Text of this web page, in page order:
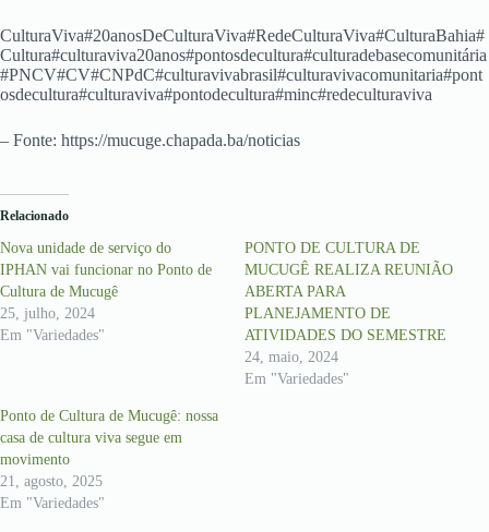
CulturaViva#20anosDeCulturaViva#RedeCulturaViva#CulturaBahia#
Cultura#culturaviva20anos#pontosdecultura#culturadebasecomunitária
#PNCV#CV#CNPdC#culturavivabrasil#culturavivacomunitaria#pont
osdecultura#culturaviva#pontodecultura#minc#redeculturaviva
– Fonte: https://mucuge.chapada.ba/noticias
Relacionado
Nova unidade de serviço do
IPHAN vai funcionar no Ponto de
Cultura de Mucugê
25, julho, 2024
Em "Variedades"
PONTO DE CULTURA DE
MUCUGÊ REALIZA REUNIÃO
ABERTA PARA
PLANEJAMENTO DE
ATIVIDADES DO SEMESTRE
24, maio, 2024
Em "Variedades"
Ponto de Cultura de Mucugê: nossa
casa de cultura viva segue em
movimento
21, agosto, 2025
Em "Variedades"